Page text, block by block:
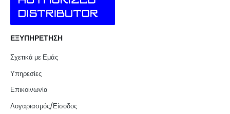
ΕΞΥΠΗΡΕΤΗΣΗ
Σχετικά με Εμάς
Υπηρεσίες
Επικοινωνία
Λογαριασμός/Είσοδος